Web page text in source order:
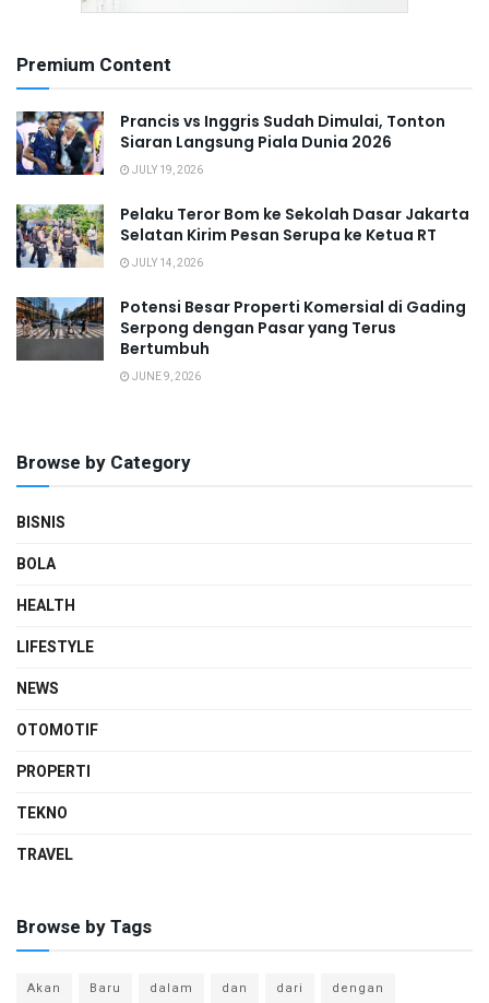
Premium Content
Prancis vs Inggris Sudah Dimulai, Tonton
Siaran Langsung Piala Dunia 2026
JULY 19, 2026
Pelaku Teror Bom ke Sekolah Dasar Jakarta
Selatan Kirim Pesan Serupa ke Ketua RT
JULY 14, 2026
Potensi Besar Properti Komersial di Gading
Serpong dengan Pasar yang Terus
Bertumbuh
JUNE 9, 2026
Browse by Category
BISNIS
BOLA
HEALTH
LIFESTYLE
NEWS
OTOMOTIF
PROPERTI
TEKNO
TRAVEL
Browse by Tags
Akan Baru dalam dan dari
dengan